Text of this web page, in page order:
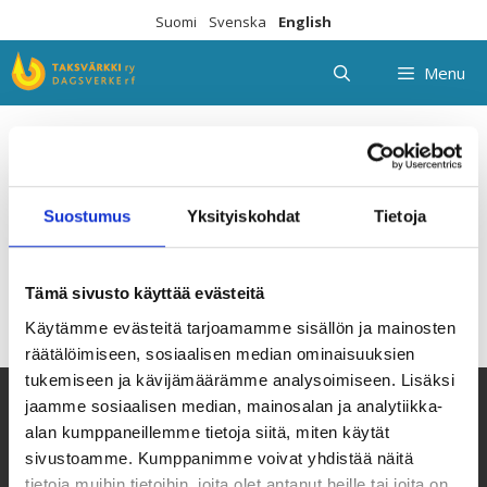
Suostumus Yksityiskohdat Tietoja
Tämä sivusto käyttää evästeitä
Käytämme evästeitä tarjoamamme sisällön ja mainosten
räätälöimiseen, sosiaalisen median ominaisuuksien
tukemiseen ja kävijämäärämme analysoimiseen. Lisäksi
jaamme sosiaalisen median, mainosalan ja analytiikka-
alan kumppaneillemme tietoja siitä, miten käytät
sivustoamme. Kumppanimme voivat yhdistää näitä
to
content
Suomi Svenska English
Menu